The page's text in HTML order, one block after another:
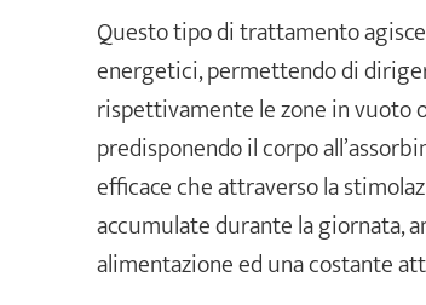
Questo tipo di trattamento
energetici, permettendo di
rispettivamente le zone in vuoto
predisponendo il corpo
efficace che attraverso la
accumulate durante la giornata,
alimentazione ed una costante